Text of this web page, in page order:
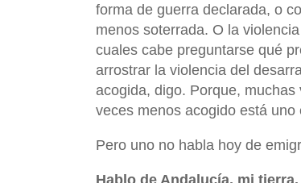
forma de guerra declarada, o
menos soterrada. O la
cuales cabe preguntarse qué
arrostrar la violencia del
acogida, digo. Porque,
veces menos acogido está
Pero uno no habla hoy de
Hablo de Andalucía, mi tierra.